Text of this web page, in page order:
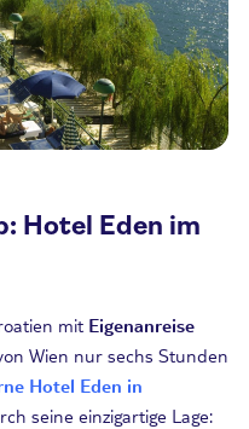
Hotel Eden im
mit Eigenanreise
Wien nur sechs Stunden
Hotel Eden in
seine einzigartige Lage: